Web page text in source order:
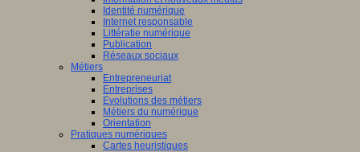
Identité numérique
Internet responsable
Littératie numérique
Publication
Réseaux sociaux
Métiers
Entrepreneuriat
Entreprises
Evolutions des métiers
Métiers du numérique
Orientation
Pratiques numériques
Cartes heuristiques